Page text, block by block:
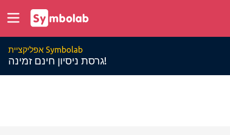
אפליקציית Symbolab
גרסת ניסיון חינם זמינה!